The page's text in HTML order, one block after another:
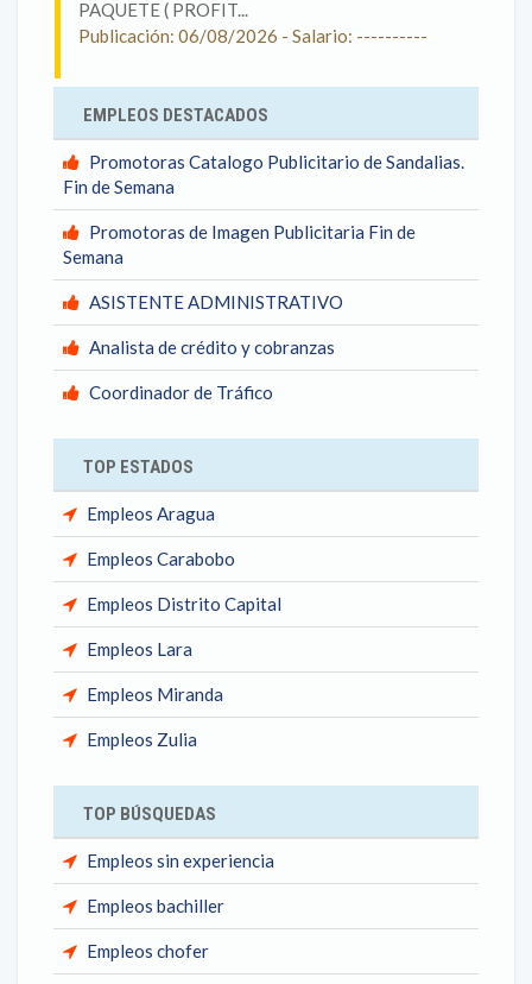
PAQUETE ( PROFIT...
Publicación: 06/08/2026 - Salario: ----------
EMPLEOS DESTACADOS
Promotoras Catalogo Publicitario de Sandalias.
Fin de Semana
Promotoras de Imagen Publicitaria Fin de
Semana
ASISTENTE ADMINISTRATIVO
Analista de crédito y cobranzas
Coordinador de Tráfico
TOP ESTADOS
Empleos Aragua
Empleos Carabobo
Empleos Distrito Capital
Empleos Lara
Empleos Miranda
Empleos Zulia
TOP BÚSQUEDAS
Empleos sin experiencia
Empleos bachiller
Empleos chofer